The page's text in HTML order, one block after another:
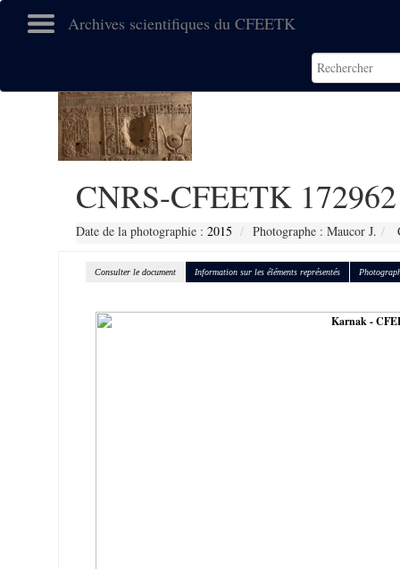
Archives scientifiques du CFEETK
CNRS-CFEETK 172962
Date de la photographie : 2015 Photographe : Maucor J.
Consulter le document Information sur les éléments représentés